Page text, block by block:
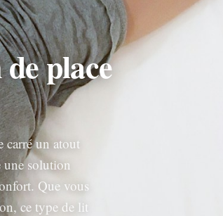
place
carré un atout
une solution
Que vous
ce type de lit